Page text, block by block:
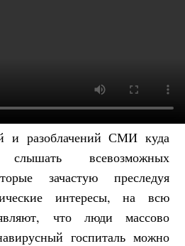
и разоблачений СМИ куда
всевозможных
зачастую преследуя
интересы, на всю
что люди массово
госпиталь можно